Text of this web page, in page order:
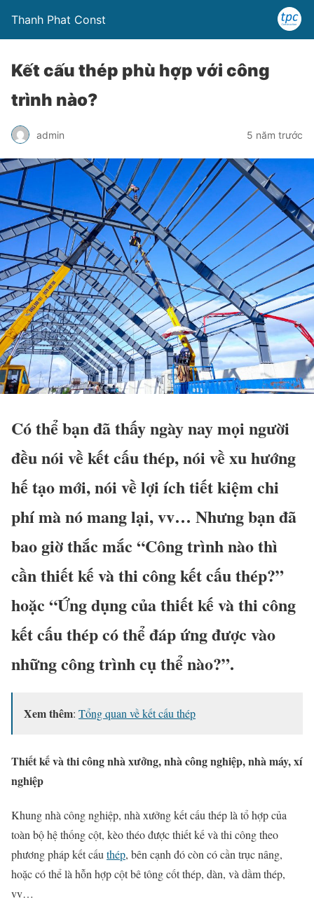
Thanh Phat Const
Kết cấu thép phù hợp với công
trình nào?
admin 5 năm trước
Có thể bạn đã thấy ngày nay mọi người
đều nói về kết cấu thép, nói về xu hướng
hế tạo mới, nói về lợi ích tiết kiệm chi
phí mà nó mang lại, vv… Nhưng bạn đã
bao giờ thắc mắc “Công trình nào thì
cần thiết kế và thi công kết cấu thép?”
hoặc “Ứng dụng của thiết kế và thi công
kết cấu thép có thể đáp ứng được vào
những công trình cụ thể nào?”.
Xem thêm: Tổng quan về kết cấu thép
Thiết kế và thi công nhà xưởng, nhà công nghiệp, nhà máy, xí
nghiệp
Khung nhà công nghiệp, nhà xưởng kết cấu thép là tổ hợp của
toàn bộ hệ thống cột, kèo théo được thiết kế và thi công theo
phương pháp kết cấu thép, bên cạnh đó còn có cần trục nâng,
hoặc có thể là hỗn hợp cột bê tông cốt thép, dàn, và dầm thép,
vv…